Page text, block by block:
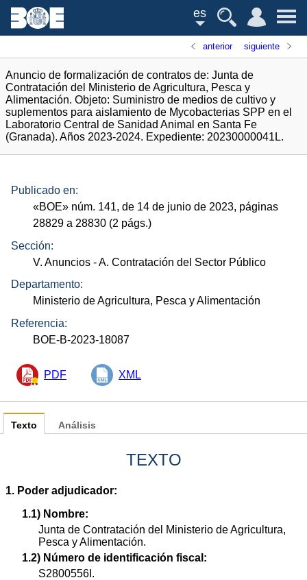
es
anterior siguiente
Anuncio de formalización de contratos de: Junta de
Contratación del Ministerio de Agricultura, Pesca y
Alimentación. Objeto: Suministro de medios de cultivo y
suplementos para aislamiento de Mycobacterias SPP en el
Laboratorio Central de Sanidad Animal en Santa Fe
(Granada). Años 2023-2024. Expediente: 20230000041L.
Publicado en:
«BOE» núm. 141, de 14 de junio de 2023, páginas
28829 a 28830 (2 págs.)
Sección:
V. Anuncios - A. Contratación del Sector Público
Departamento:
Ministerio de Agricultura, Pesca y Alimentación
Referencia:
BOE-B-2023-18087
PDF XML
Texto
TEXTO
1. Poder adjudicador:
1.1) Nombre:
Junta de Contratación del Ministerio de Agricultura,
Pesca y Alimentación.
1.2) Número de identificación fiscal:
S2800556I.
Análisis